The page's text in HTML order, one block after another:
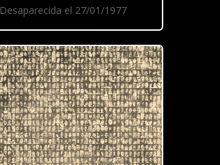
Desaparecida el 27/01/1977